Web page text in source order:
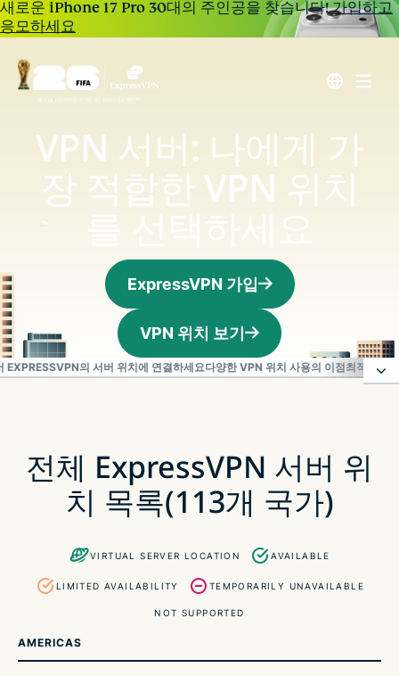
새로운 iPhone 17 Pro 30대의 주인공을 찾습니다!가입하고
응모하세요
VPN 서버: 나에게 가
장 적합한 VPN 위치
를 선택하세요
ExpressVPN 가입
VPN 위치 보기
EXPRESSVPN의 서버 위치에 연결하세요다양한 VPN 위치 사용의 이점최적의
ExpressVPN이 신뢰를 얻는 방법
최고의 VPN 서버 선택 방법
모든 기기에서 ExpressVPN의 서버 위치에 연결하세
요
전체 ExpressVPN 서버 위
치 목록(113개 국가)
VIRTUAL SERVER LOCATION AVAILABLE
LIMITED AVAILABILITY TEMPORARILY UNAVAILABLE
NOT SUPPORTED
AMERICAS